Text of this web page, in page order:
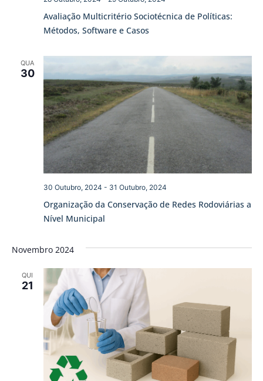
Avaliação Multicritério Sociotécnica de Políticas:
Métodos, Software e Casos
QUA
30
Organização da Conservação de Redes Rodoviárias a
Nível Municipal
30 Outubro, 2024 - 31 Outubro, 2024
Novembro 2024
QUI
21